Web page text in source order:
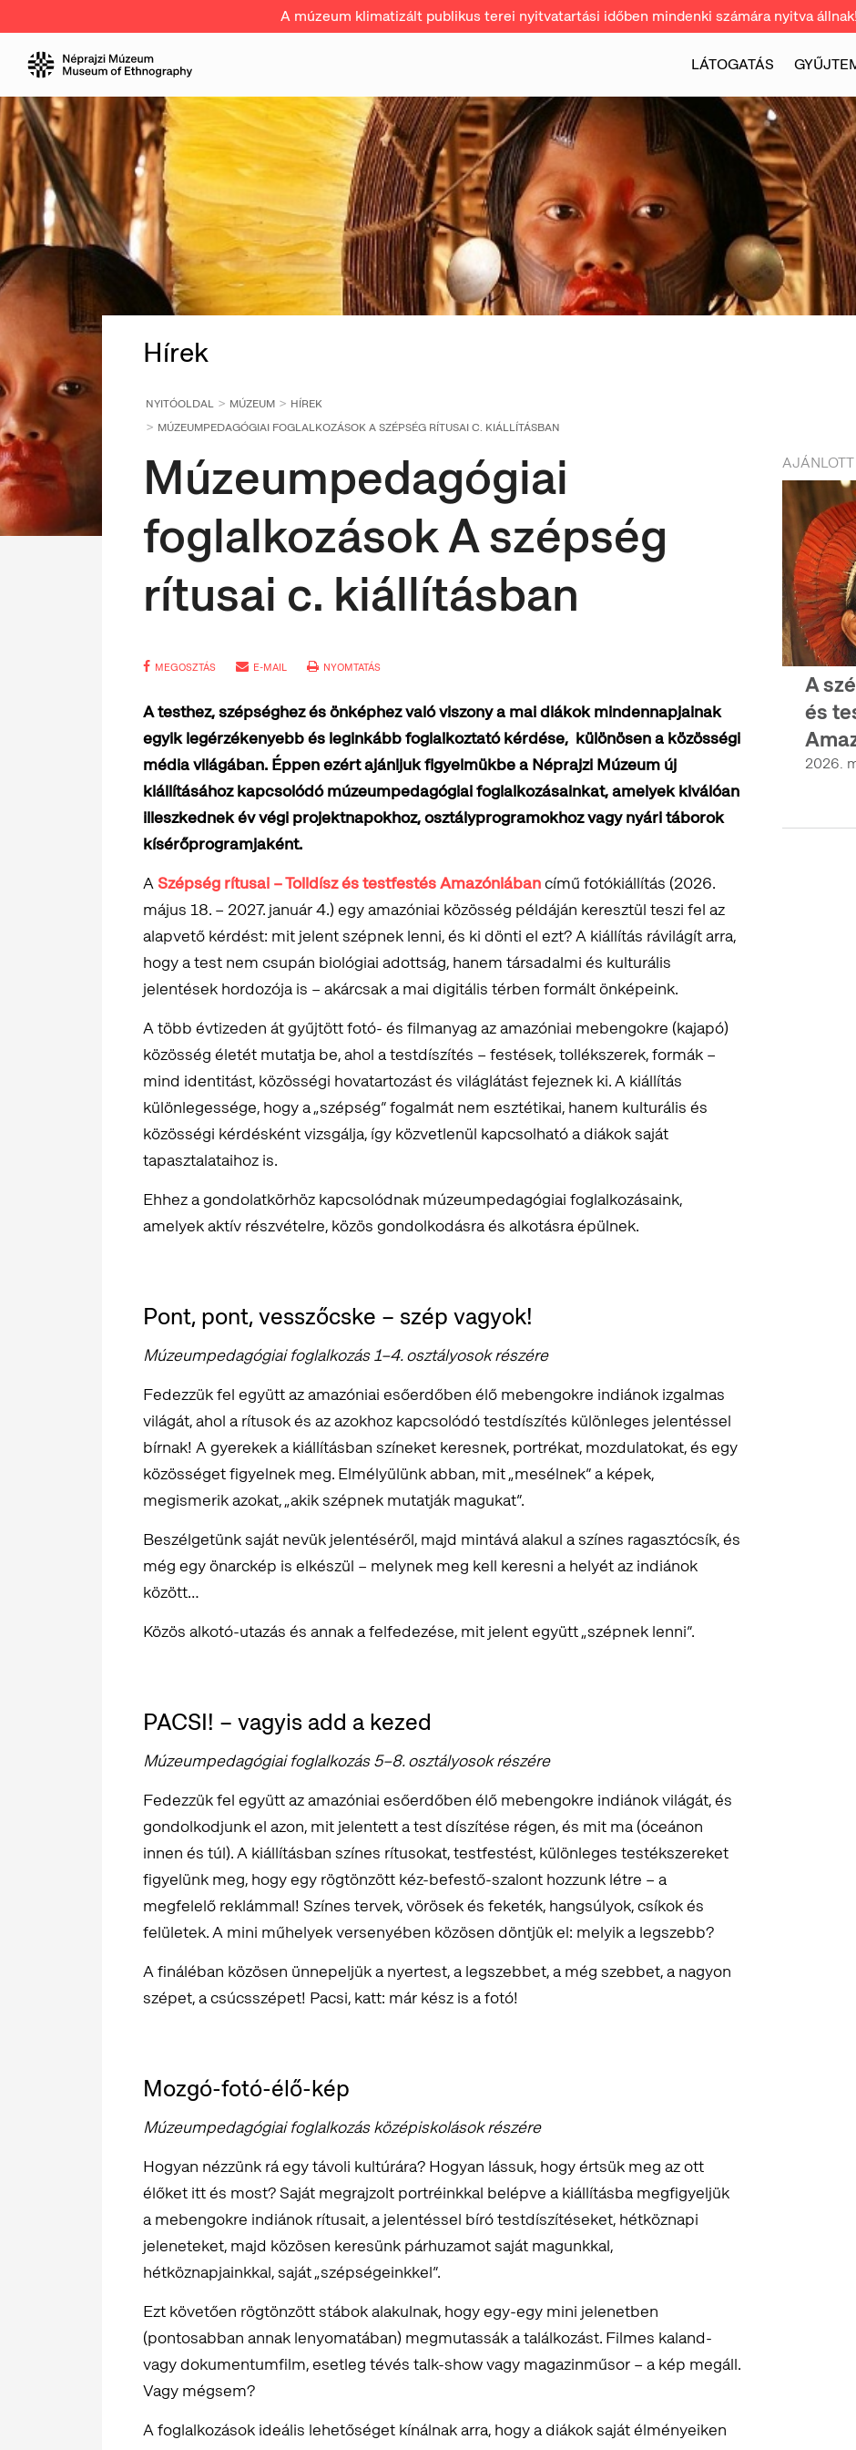
A múzeum klimatizált publikus terei nyitvatartási időben mindenki számára nyitva állnak!
LÁTOGATÁS
Hírek
NYITÓOLDAL MÚZEUM
HÍREK
MÚZEUMPEDAGÓGIAI FOGLALKOZÁSOK A SZÉPSÉG RÍTUSAI C. KIÁLLÍTÁSBAN
Múzeumpedagógiai
foglalkozások A szépség
rítusai c. kiállításban
MEGOSZTÁS E-MAIL NYOMTATÁS
A testhez, szépséghez és önképhez való viszony a mai diákok mindennapjainak
egyik legérzékenyebb és leginkább foglalkoztató kérdése, különösen a közösségi
média világában. Éppen ezért ajánljuk figyelmükbe a Néprajzi Múzeum új
kiállításához kapcsolódó múzeumpedagógiai foglalkozásainkat, amelyek kiválóan
illeszkednek év végi projektnapokhoz, osztályprogramokhoz vagy nyári táborok
kísérőprogramjaként.
A Szépség rítusai – Tolldísz és testfestés Amazóniábancímű fotókiállítás (2026.
május 18. – 2027. január 4.) egy amazóniai közösség példáján keresztül teszi fel az
alapvető kérdést: mit jelent szépnek lenni, és ki dönti el ezt? A kiállítás rávilágít arra,
hogy a test nem csupán biológiai adottság, hanem társadalmi és kulturális
jelentések hordozója is – akárcsak a mai digitális térben formált önképeink.
A több évtizeden át gyűjtött fotó- és filmanyag az amazóniai mebengokre (kajapó)
közösség életét mutatja be, ahol a testdíszítés – festések, tollékszerek, formák –
mind identitást, közösségi hovatartozást és világlátást fejeznek ki. A kiállítás
különlegessége, hogy a „szépség” fogalmát nem esztétikai, hanem kulturális és
közösségi kérdésként vizsgálja, így közvetlenül kapcsolható a diákok saját
tapasztalataihoz is.
Ehhez a gondolatkörhöz kapcsolódnak múzeumpedagógiai foglalkozásaink,
amelyek aktív részvételre, közös gondolkodásra és alkotásra épülnek.
Pont, pont, vesszőcske – szép vagyok!
Múzeumpedagógiai foglalkozás 1–4. osztályosok részére
Fedezzük fel együtt az amazóniai esőerdőben élő mebengokre indiánok izgalmas
világát, ahol a rítusok és az azokhoz kapcsolódó testdíszítés különleges jelentéssel
bírnak! A gyerekek a kiállításban színeket keresnek, portrékat, mozdulatokat, és egy
közösséget figyelnek meg. Elmélyülünk abban, mit „mesélnek” a képek,
megismerik azokat, „akik szépnek mutatják magukat”.
Beszélgetünk saját nevük jelentéséről, majd mintává alakul a színes ragasztócsík, és
még egy önarckép is elkészül – melynek meg kell keresni a helyét az indiánok
között…
Közös alkotó-utazás és annak a felfedezése, mit jelent együtt „szépnek lenni”.
PACSI! – vagyis add a kezed
Múzeumpedagógiai foglalkozás 5–8. osztályosok részére
Fedezzük fel együtt az amazóniai esőerdőben élő mebengokre indiánok világát, és
gondolkodjunk el azon, mit jelentett a test díszítése régen, és mit ma (óceánon
innen és túl). A kiállításban színes rítusokat, testfestést, különleges testékszereket
figyelünk meg, hogy egy rögtönzött kéz-befestő-szalont hozzunk létre – a
megfelelő reklámmal! Színes tervek, vörösek és feketék, hangsúlyok, csíkok és
felületek. A mini műhelyek versenyében közösen döntjük el: melyik a legszebb?
A fináléban közösen ünnepeljük a nyertest, a legszebbet, a még szebbet, a nagyon
szépet, a csúcsszépet! Pacsi, katt: már kész is a fotó!
Mozgó-fotó-élő-kép
Múzeumpedagógiai foglalkozás középiskolások részére
Hogyan nézzünk rá egy távoli kultúrára? Hogyan lássuk, hogy értsük meg az ott
élőket itt és most? Saját megrajzolt portréinkkal belépve a kiállításba megfigyeljük
a mebengokre indiánok rítusait, a jelentéssel bíró testdíszítéseket, hétköznapi
jeleneteket, majd közösen keresünk párhuzamot saját magunkkal,
hétköznapjainkkal, saját „szépségeinkkel”.
Ezt követően rögtönzött stábok alakulnak, hogy egy-egy mini jelenetben
(pontosabban annak lenyomatában) megmutassák a találkozást. Filmes kaland-
vagy dokumentumfilm, esetleg tévés talk-show vagy magazinműsor – a kép megáll.
Vagy mégsem?
A foglalkozások ideális lehetőséget kínálnak arra, hogy a diákok saját élményeiken
A
és
2026.